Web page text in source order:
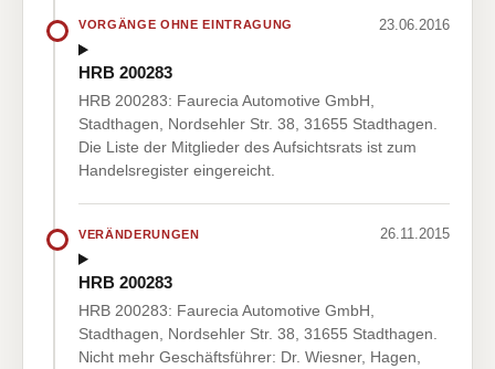
VORGÄNGE OHNE EINTRAGUNG 23.06.2016
HRB 200283
HRB 200283: Faurecia Automotive GmbH,
Stadthagen, Nordsehler Str. 38, 31655 Stadthagen.
Die Liste der Mitglieder des Aufsichtsrats ist zum
Handelsregister eingereicht.
VERÄNDERUNGEN 26.11.2015
HRB 200283
HRB 200283: Faurecia Automotive GmbH,
Stadthagen, Nordsehler Str. 38, 31655 Stadthagen.
Nicht mehr Geschäftsführer: Dr. Wiesner, Hagen,